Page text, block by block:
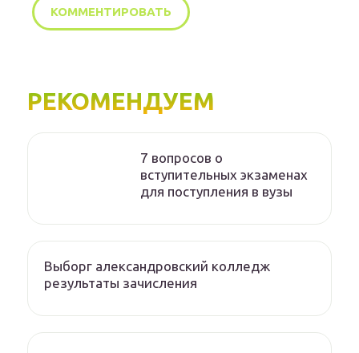
РЕКОМЕНДУЕМ
7 вопросов о
вступительных экзаменах
для поступления в вузы
Выборг александровский колледж
результаты зачисления